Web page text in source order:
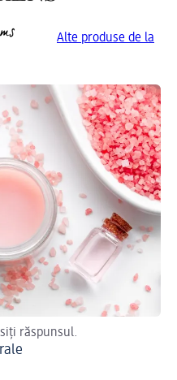
Alte produse de la
răspunsul.